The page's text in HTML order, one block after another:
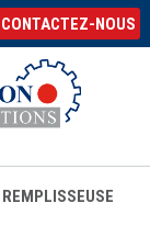
CONTACTEZ-NOUS
REMPLISSEUSE